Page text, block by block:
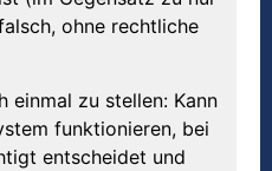
ohne rechtliche
einmal zu stellen: Kann
funktionieren, bei
entscheidet und